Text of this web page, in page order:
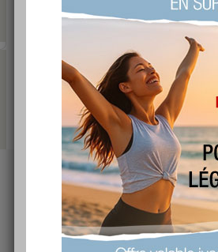
7emeJOUR DE
DIMANCHE EN
publié le 18/10/2009 à 20:47
Bonsoir
Alors votre journée
Alors pour moi très bien. Après le petit
papa avant qu'il aille chez mon oncle chez
nous sommes partis avec mon mari pour
et nous avons
De retour à la maison, préparation du repas
nous sommes tous partis avec les